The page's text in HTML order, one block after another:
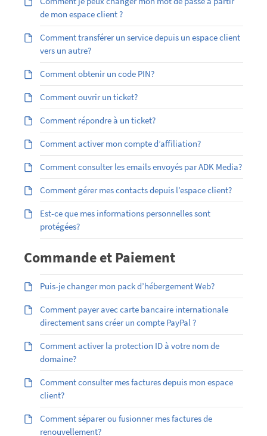
de mon espace client ?
Comment transférer un service depuis un espace client
vers un autre?
Comment obtenir un code PIN?
Comment ouvrir un ticket?
Comment répondre à un ticket?
Comment activer mon compte d’affiliation?
Comment consulter les emails envoyés par ADK Media?
Comment gérer mes contacts depuis l’espace client?
Est-ce que mes informations personnelles sont
protégées?
Commande et Paiement
Puis-je changer mon pack d’hébergement Web?
Comment payer avec carte bancaire internationale
directement sans créer un compte PayPal ?
Comment activer la protection ID à votre nom de
domaine?
Comment consulter mes factures depuis mon espace
client?
Comment séparer ou fusionner mes factures de
renouvellement?